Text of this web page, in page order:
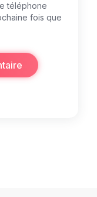
téléphone
fois que